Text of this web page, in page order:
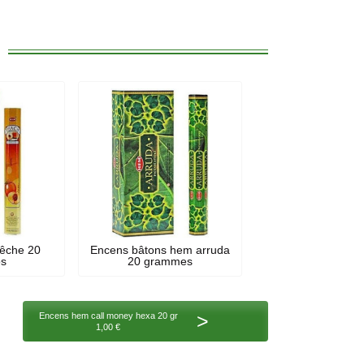
20
Encens bâtons hem arruda
20 grammes
Encens hem call money hexa 20 gr
1,00 €
>